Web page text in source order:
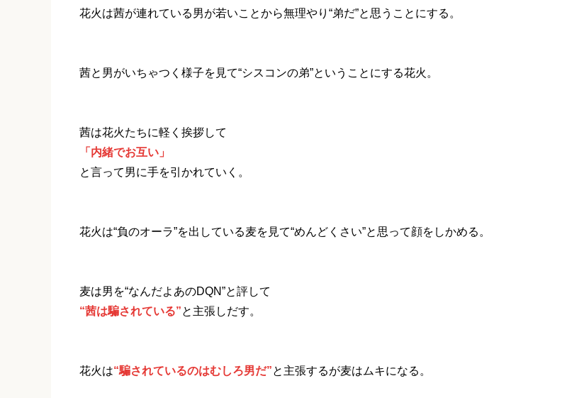
花火は茜が連れている男が若いことから無理やり“弟だ”と思うことにする。
茜と男がいちゃつく様子を見て“シスコンの弟”ということにする花火。
茜は花火たちに軽く挨拶して
「内緒でお互い」
と言って男に手を引かれていく。
花火は“負のオーラ”を出している麦を見て“めんどくさい”と思って顔をしかめる。
麦は男を“なんだよあのDQN”と評して
“茜は騙されている”と主張しだす。
花火は“騙されているのはむしろ男だ”と主張するが麦はムキになる。